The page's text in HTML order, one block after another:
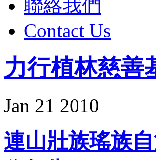
聯絡我們
Contact Us
力行植林慈善
Jan 21 2010
連山壯族瑤族